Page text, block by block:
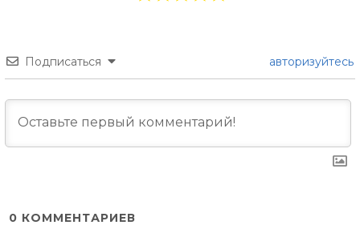
Подписаться авторизуйтесь
0 КОММЕНТАРИЕВ